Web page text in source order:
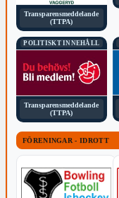
Transparensmeddelande
(TTPA)
POLITISKT INNEHÅLL
Transparensmeddelande
(TTPA)
FÖRENINGAR - IDROTT